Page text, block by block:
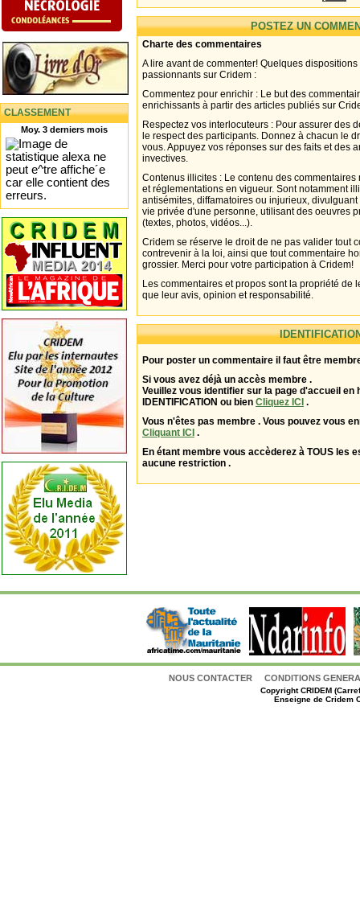
CLASSEMENT
Moy. 3 derniers mois
POSTEZ UN
Charte des commentaires
A lire avant de commenter! Quelques
passionnants sur Cridem :
Commentez pour enrichir : Le but des
enrichissants à partir des articles publiés sur
Respectez vos interlocuteurs : Pour assurer des
le respect des participants. Donnez à chacun le
vous. Appuyez vos réponses sur des faits et des
invectives.
Contenus illicites : Le contenu des
et réglementations en vigueur. Sont notamment
antisémites, diffamatoires ou injurieux,
vie privée d'une personne, utilisant des oeuvres
(textes, photos, vidéos...).
Cridem se réserve le droit de ne pas valider tout
contrevenir à la loi, ainsi que tout commentaire
grossier. Merci pour votre participation à Cridem!
Les commentaires et propos sont la propriété de
que leur avis, opinion et responsabilité.
Pour poster un commentaire il faut être
Si vous avez déjà un accès membre .
Veuillez vous identifier sur la page d'accueil en
IDENTIFICATION ou bien Cliquez ICI .
Vous n'êtes pas membre . Vous pouvez vous
Cliquant ICI .
En étant membre vous accèderez à TOUS les
aucune restriction .
NOUS CONTACTER CONDITIONS
CopyrightCRIDEM
Enseigne de Cridem